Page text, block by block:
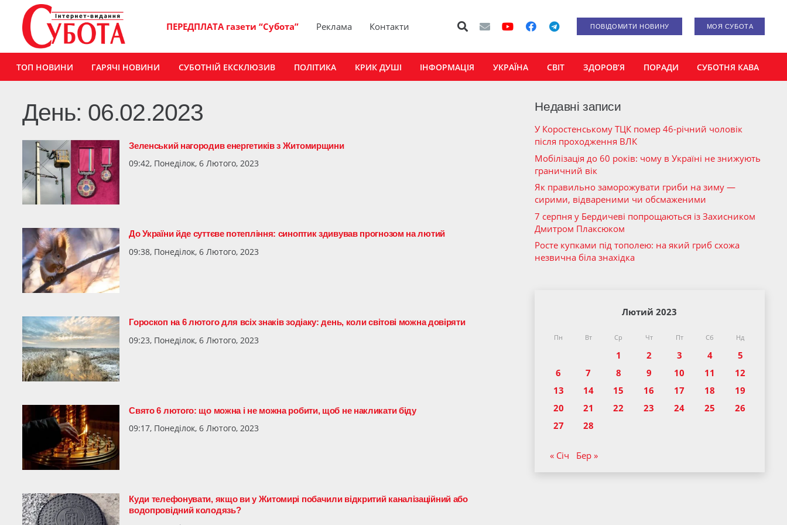
ПЕРЕДПЛАТА газети “Субота” Реклама Контакти ПОВІДОМИТИ НОВИНУ МОЯ СУБОТА
ТОП НОВИНИ ГАРЯЧІ НОВИНИ СУБОТНІЙ ЕКСКЛЮЗИВ ПОЛІТИКА КРИК ДУШІ ІНФОРМАЦІЯ УКРАЇНА СВІТ ЗДОРОВ’Я ПОРАДИ СУБОТНЯ КАВА
День: 06.02.2023
Зеленський нагородив енергетиків з Житомирщини
09:42, Понеділок, 6 Лютого, 2023
До України йде суттєве потепління: синоптик здивував прогнозом на лютий
09:38, Понеділок, 6 Лютого, 2023
Гороскоп на 6 лютого для всіх знаків зодіаку: день, коли світові можна довіряти
09:23, Понеділок, 6 Лютого, 2023
Свято 6 лютого: що можна і не можна робити, щоб не накликати біду
09:17, Понеділок, 6 Лютого, 2023
Куди телефонувати, якщо ви у Житомирі побачили відкритий каналізаційний або
водопровідний колодязь?
Недавні записи
У Коростенському ТЦК помер 46-річний чоловік
після проходження ВЛК
Мобілізація до 60 років: чому в Україні не знижують
граничний вік
Як правильно заморожувати гриби на зиму —
сирими, відвареними чи обсмаженими
7 серпня у Бердичеві попрощаються із Захисником
Дмитром Плаксюком
Росте купками під тополею: на який гриб схожа
незвична біла знахідка
Лютий 2023
Пн Вт Ср Чт Пт Сб Нд
1 2 3 4
5
6
7 8 9 10 11
12
13
14 15 16 17 18
19
20
21 22 23 24 25
26
27
28
« Січ Бер »